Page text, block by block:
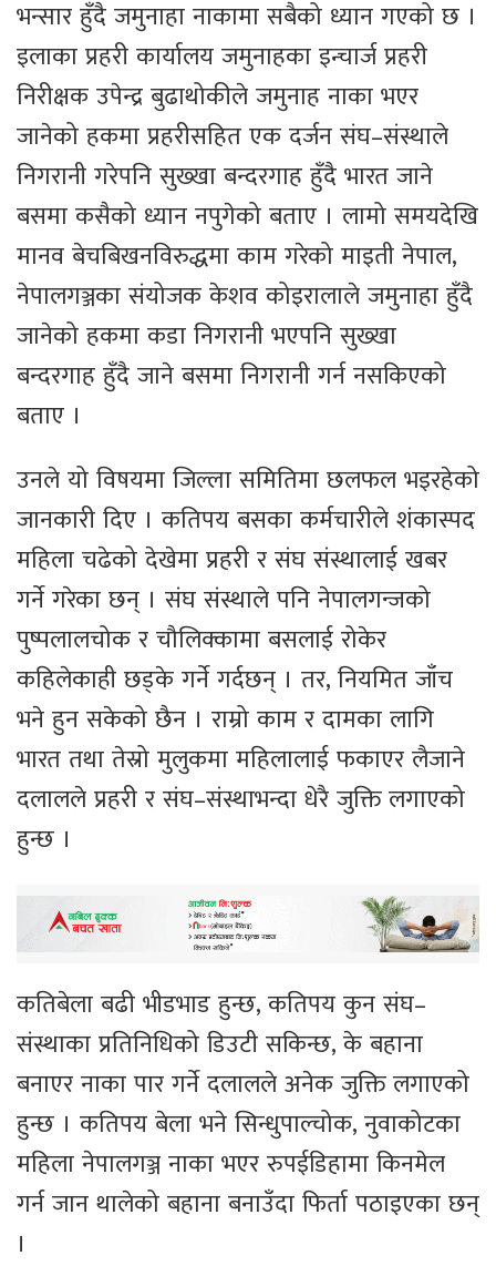
भन्सार हुँदै जमुनाहा नाकामा सबैको ध्यान गएको छ ।
इलाका प्रहरी कार्यालय जमुनाहका इन्चार्ज प्रहरी
निरीक्षक उपेन्द्र बुढाथोकीले जमुनाह नाका भएर
जानेको हकमा प्रहरीसहित एक दर्जन संघ–संस्थाले
निगरानी गरेपनि सुख्खा बन्दरगाह हुँदै भारत जाने
बसमा कसैको ध्यान नपुगेको बताए । लामो समयदेखि
मानव बेचबिखनविरुद्धमा काम गरेको माइती नेपाल,
नेपालगञ्जका संयोजक केशव कोइरालाले जमुनाहा हुँदै
जानेको हकमा कडा निगरानी भएपनि सुख्खा
बन्दरगाह हुँदै जाने बसमा निगरानी गर्न नसकिएको
बताए ।
उनले यो विषयमा जिल्ला समितिमा छलफल भइरहेको
जानकारी दिए । कतिपय बसका कर्मचारीले शंकास्पद
महिला चढेको देखेमा प्रहरी र संघ संस्थालाई खबर
गर्ने गरेका छन् । संघ संस्थाले पनि नेपालगन्जको
पुष्पलालचोक र चौलिक्कामा बसलाई रोकेर
कहिलेकाही छड्के गर्ने गर्दछन् । तर, नियमित जाँच
भने हुन सकेको छैन । राम्रो काम र दामका लागि
भारत तथा तेस्रो मुलुकमा महिलालाई फकाएर लैजाने
दलालले प्रहरी र संघ–संस्थाभन्दा धेरै जुक्ति लगाएको
हुन्छ ।
कतिबेला बढी भीडभाड हुन्छ, कतिपय कुन संघ–
संस्थाका प्रतिनिधिको डिउटी सकिन्छ, के बहाना
बनाएर नाका पार गर्ने दलालले अनेक जुक्ति लगाएको
हुन्छ । कतिपय बेला भने सिन्धुपाल्चोक, नुवाकोटका
महिला नेपालगञ्ज नाका भएर रुपईडिहामा किनमेल
गर्न जान थालेको बहाना बनाउँदा फिर्ता पठाइएका छन्
।